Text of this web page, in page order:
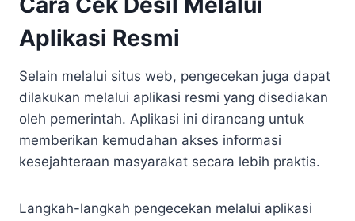
Aplikasi Resmi
Selain melalui situs web, pengecekan juga dapat
dilakukan melalui aplikasi resmi yang disediakan
oleh pemerintah. Aplikasi ini dirancang untuk
memberikan kemudahan akses informasi
kesejahteraan masyarakat secara lebih praktis.
Langkah-langkah pengecekan melalui aplikasi